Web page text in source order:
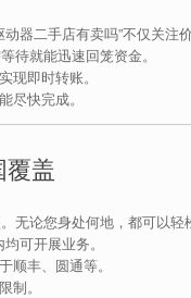
器二手店有卖吗”不仅关
待就能迅速回笼资金。
现即时转账。
尽快完成。
盖
无论您身处何地，都可以
可开展业务。
顺丰、圆通等。
制。